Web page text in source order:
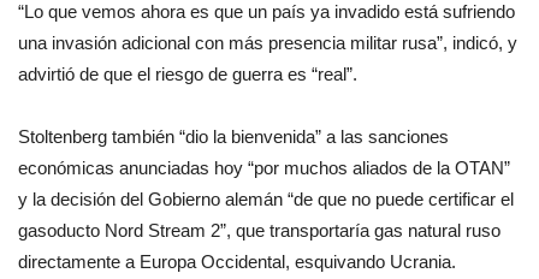
“Lo que vemos ahora es que un país ya invadido está sufriendo
una invasión adicional con más presencia militar rusa”, indicó, y
advirtió de que el riesgo de guerra es “real”.
Stoltenberg también “dio la bienvenida” a las sanciones
económicas anunciadas hoy “por muchos aliados de la OTAN”
y la decisión del Gobierno alemán “de que no puede certificar el
gasoducto Nord Stream 2”, que transportaría gas natural ruso
directamente a Europa Occidental, esquivando Ucrania.